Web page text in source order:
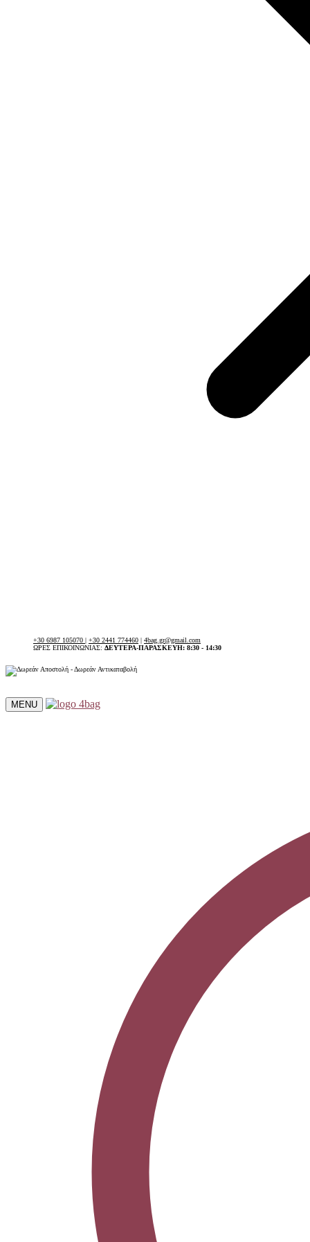
+30 6987 105070 | +30 2441 774460 | 4bag.gr@gmail.com
ΩΡΕΣ ΕΠΙΚΟΙΝΩΝΙΑΣ: ΔΕΥΤΕΡΑ-ΠΑΡΑΣΚΕΥΗ: 8:30 - 14:30
MENU